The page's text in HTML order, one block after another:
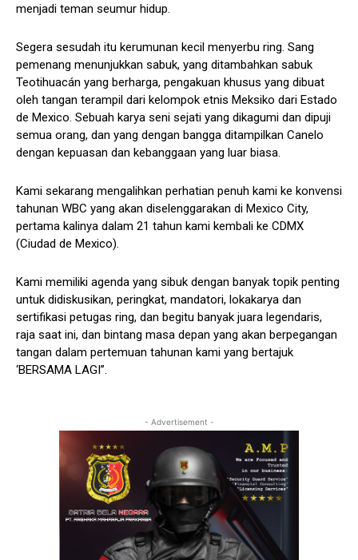
menjadi teman seumur hidup.
Segera sesudah itu kerumunan kecil menyerbu ring. Sang
pemenang menunjukkan sabuk, yang ditambahkan sabuk
Teotihuacán yang berharga, pengakuan khusus yang dibuat
oleh tangan terampil dari kelompok etnis Meksiko dari Estado
de Mexico. Sebuah karya seni sejati yang dikagumi dan dipuji
semua orang, dan yang dengan bangga ditampilkan Canelo
dengan kepuasan dan kebanggaan yang luar biasa.
Kami sekarang mengalihkan perhatian penuh kami ke konvensi
tahunan WBC yang akan diselenggarakan di Mexico City,
pertama kalinya dalam 21 tahun kami kembali ke CDMX
(Ciudad de Mexico).
Kami memiliki agenda yang sibuk dengan banyak topik penting
untuk didiskusikan, peringkat, mandatori, lokakarya dan
sertifikasi petugas ring, dan begitu banyak juara legendaris,
raja saat ini, dan bintang masa depan yang akan berpegangan
tangan dalam pertemuan tahunan kami yang bertajuk
‘BERSAMA LAGI”.
- Advertisement -